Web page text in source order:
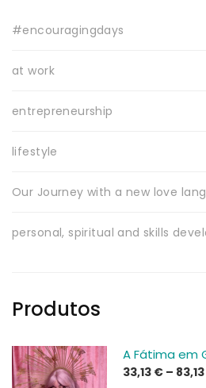
#encouragingdays
at work
entrepreneurship
lifestyle
Our Journey with a new love
personal, spiritual and skills
Produtos
A Fátima em
33,13 € – 83,13